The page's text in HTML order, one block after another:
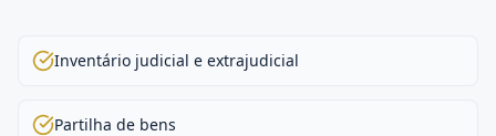
Inventário judicial e extrajudicial
Partilha de bens